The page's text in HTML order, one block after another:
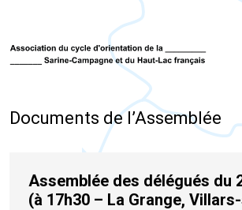
Documents de l’Assemblée
Assemblée des délégués du
(à 17h30 – La Grange,